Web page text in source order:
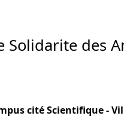
Solidarite des
cité Scientifique -